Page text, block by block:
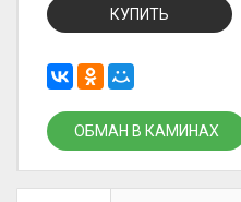
КУПИТЬ
ОБМАН В КАМИНАХ